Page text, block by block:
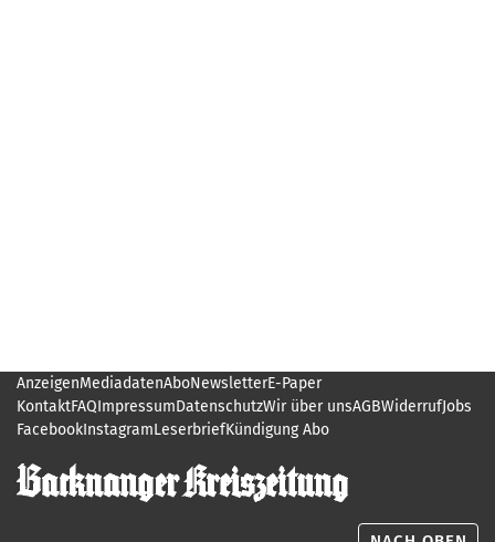
AnzeigenMediadatenAboNewsletterE-Paper
KontaktFAQImpressumDatenschutzWir über unsAGBWiderrufJobs
FacebookInstagramLeserbriefKündigung Abo